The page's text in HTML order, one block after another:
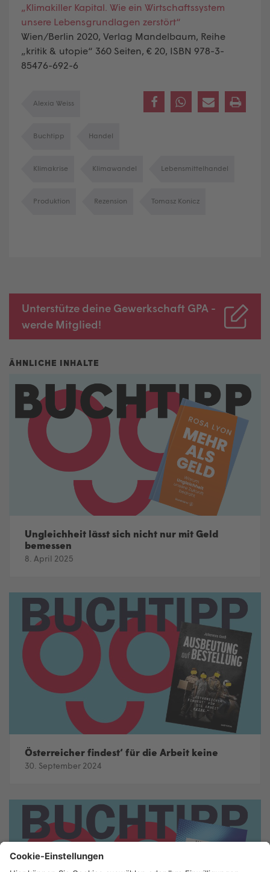
„Klimakiller Kapital. Wie ein Wirtschaftssystem
unsere Lebensgrundlagen zerstört“
Wien/Berlin 2020, Verlag Mandelbaum, Reihe
„kritik & utopie“ 360 Seiten, € 20, ISBN 978-3-
85476-692-6
Alexia Weiss
Buchtipp Handel
Klimakrise Klimawandel Lebensmittelhandel
Produktion Rezension Tomasz Konicz
Unterstütze deine Gewerkschaft GPA -
werde Mitglied!
Ungleichheit lässt sich nicht nur mit Geld
bemessen
8. April 2025
Österreicher findest‘ für die Arbeit keine
30. September 2024